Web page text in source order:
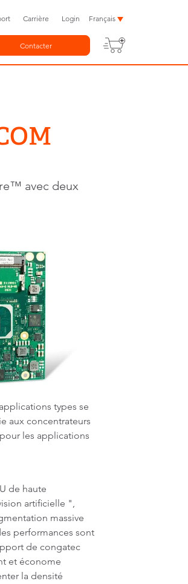
Carrière Login Français
Contacter
avec deux
types se
aux concentrateurs
les applications
de haute
artificielle ",
massive
performances sont
de congatec
et économe
la densité